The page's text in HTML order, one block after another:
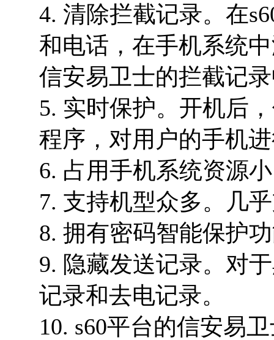
4. 清除拦截记录。在
和电话，在手机系统
信安易卫士的拦截记
5. 实时保护。开机后
程序，对用户的手机
6. 占用手机系统资源
7. 支持机型众多。几
8. 拥有密码智能保护
9. 隐藏发送记录。对
记录和去电记录。
10. s60平台的信安易